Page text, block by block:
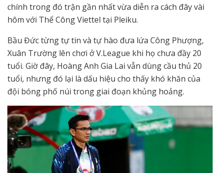
chính trong đó trận gần nhất vừa diễn ra cách đây vài
hôm với Thể Công Viettel tại Pleiku.
Bầu Đức từng tự tin và tự hào đưa lứa Công Phượng,
Xuân Trường lên chơi ở V.League khi họ chưa đầy 20
tuổi. Giờ đây, Hoàng Anh Gia Lai vẫn dùng cầu thủ 20
tuổi, nhưng đó lại là dấu hiệu cho thấy khó khăn của
đội bóng phố núi trong giai đoạn khủng hoảng.